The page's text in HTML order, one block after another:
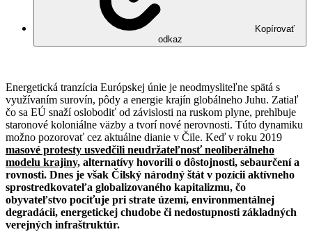
Kopírovať
odkaz
Energetická tranzícia Európskej únie je neodmysliteľne spätá s
využívaním surovín, pôdy a energie krajín globálneho Juhu. Zatiaľ
čo sa EÚ snaží oslobodiť od závislosti na ruskom plyne, prehlbuje
staronové koloniálne väzby a tvorí nové nerovnosti. Túto dynamiku
možno pozorovať cez aktuálne dianie v Čile. Keď v roku 2019
masové protesty usvedčili neudržateľnosť neoliberálneho
modelu krajiny, alternatívy hovorili o dôstojnosti, sebaurčení a
rovnosti. Dnes je však Čilský národný štát v pozícii aktívneho
sprostredkovateľa globalizovaného kapitalizmu, čo
obyvateľstvo pociťuje pri strate území, environmentálnej
degradácii, energetickej chudobe či nedostupnosti základných
verejných infraštruktúr.